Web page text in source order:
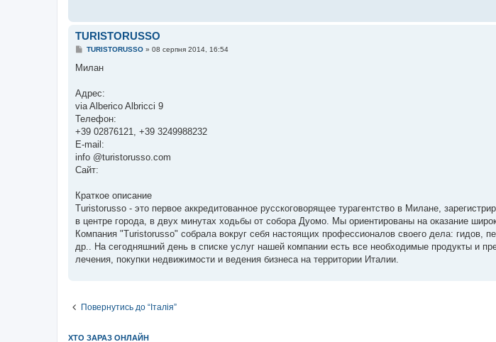
н
н
TURISTORUSSO
П
в
о
м
л
е
н
я
TURISTORUSSO» 08 серпня 2014, 16:54
Милан
Адрес:
via Alberico Albricci 9
Телефон:
+39 02876121, +39 3249988232
E-mail:
info @turistorusso.com
Сайт:
Краткое описание
Turistorusso - это первое аккредитованное русскоговорящее турагентство в Милане,
в центре города, в двух минутах ходьбы от собора Дуомо. Мы ориентированы на оказание
Компания "Turistorusso" собрала вокруг себя настоящих профессионалов своего дела: гидов,
др.. На сегодняшний день в списке услуг нашей компании есть все необходимые продукты и
лечения, покупки недвижимости и ведения бизнеса на территории Италии.
Повернутись до “Італія”
ХТО ЗАРАЗ ОНЛАЙН